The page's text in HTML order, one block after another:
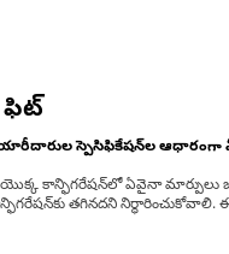
ఫిట్
స్పెసిఫికేషన్‌ల ఆధారంగా
కాన్ఫిగరేషన్‌లో ఏవైనా మార్పులు
తగినదని నిర్ధారించుకోవాలి.